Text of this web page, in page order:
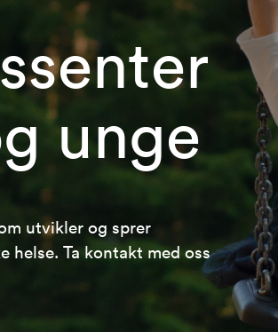
unge
utvikler og sprer
helse. Ta kontakt med oss